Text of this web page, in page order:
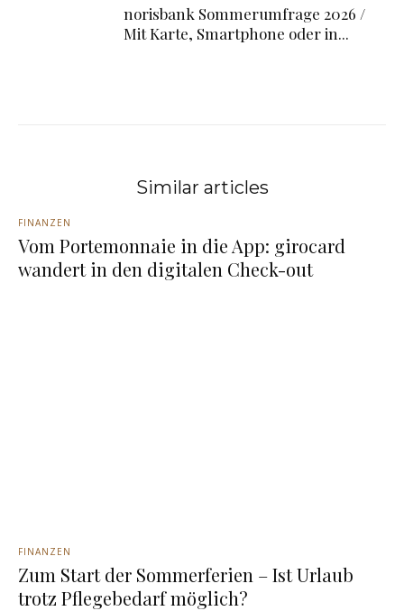
norisbank Sommerumfrage 2026 /
Mit Karte, Smartphone oder in...
Similar articles
FINANZEN
Vom Portemonnaie in die App: girocard
wandert in den digitalen Check-out
FINANZEN
Zum Start der Sommerferien – Ist Urlaub
trotz Pflegebedarf möglich?